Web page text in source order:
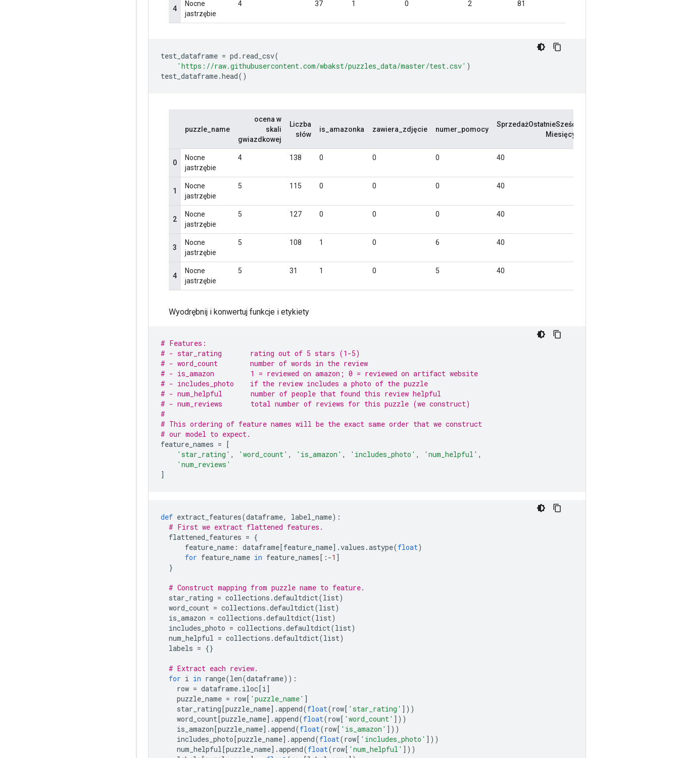
test_dataframe = pd . read_csv(
'https://raw.githubusercontent.com/wbakst/puzzles_data/master/test.csv' )
test_dataframe.head()
Wyodrębnij i konwertuj funkcje i etykiety
# Features:
# - star_rating       rating out of 5 stars (1-5)
# - word_count        number of words in the review
# - is_amazon         1 = reviewed on amazon; 0 = reviewed on artifact website
# - includes_photo    if the review includes a photo of the puzzle
# - num_helpful       number of people that found this review helpful
# - num_reviews       total number of reviews for this puzzle (we construct)
#
# This ordering of feature names will be the exact same order that we construct
# our model to expect.
feature_names = [
'star_rating' , 'word_count' , 'is_amazon' , 'includes_photo' , 'num_helpful' ,
'num_reviews'
]
def extract_features(dataframe, label_name):
# First we extract flattened features.
flattened_features = {
feature_name : dataframe[feature_name].values .astype(float)
for feature_name in feature_names[:-1 ]
}
# Construct mapping from puzzle name to feature.
star_rating = collections .defaultdict(list)
word_count = collections .defaultdict(list)
is_amazon = collections .defaultdict(list)
includes_photo = collections .defaultdict(list)
num_helpful = collections .defaultdict(list)
labels = {}
# Extract each review.
for i in range(len(dataframe)):
row = dataframe. iloc[i]
puzzle_name = row[ 'puzzle_name' ]
star_rating[puzzle_name].append(float(row[ 'star_rating' ]))
word_count[puzzle_name].append(float(row[ 'word_count' ]))
is_amazon[puzzle_name].append(float(row[ 'is_amazon' ]))
includes_photo[puzzle_name].append(float(row[ 'includes_photo' ]))
num_helpful[puzzle_name].append(float(row[ 'num_helpful' ]))